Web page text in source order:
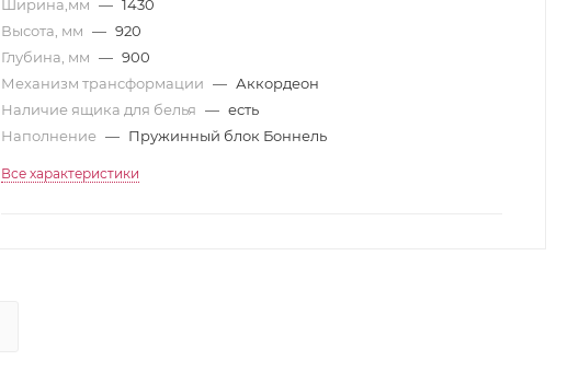
Ширина,мм — 1430
Высота, мм — 920
Глубина, мм — 900
Механизм трансформации — Аккордеон
Наличие ящика для белья — есть
Наполнение — Пружинный блок Боннель
Все характеристики